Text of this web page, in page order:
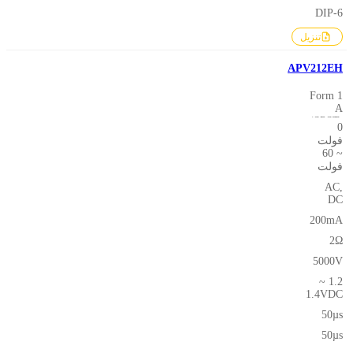
DIP-6
تنزيل
APV212EH
1 Form
A
(SPST-
NO)
0
فولت
~ 60
فولت
AC,
DC
200mA
2Ω
5000V
1.2 ~
1.4VDC
50µs
50µs